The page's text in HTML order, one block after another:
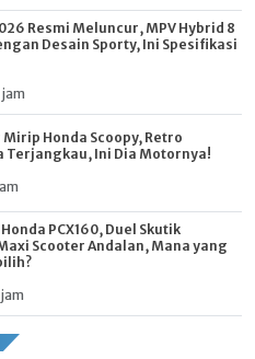
Resmi Meluncur, MPV Hybrid 8
Desain Sporty, Ini Spesifikasi
jam
Honda Scoopy, Retro
Terjangkau, Ini Dia Motornya!
PCX160, Duel Skutik
Scooter Andalan, Mana yang
jam